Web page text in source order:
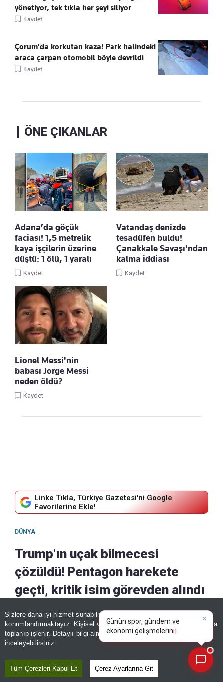
Sizlere daha iyi hizmet sunabilmek adına sitemizde
konumlandırmaktayız. Kişisel verileriniz, KVKK ve GDPR kapsamında
toplanıp işlenir. Detaylı bilgi almak içinAydınlatma Metnimizi
inceleyebilirsiniz.
Tüm Çerezleri Kabul Et Çerez Ayarlarına Git
yönetiyor, tek tıkla her şeyi siliyor
Kaydet
Çorum'da korkutan kaza! Park halindeki
araca çarpan otomobil böyle devrildi
Kaydet
ÖNE ÇIKANLAR
Adana’da göçük
faciası! 1,5 metrelik
kaya işçilerin üzerine
düştü: 1 ölü, 1 yaralı
Kaydet
Vatandaş denizde
tesadüfen buldu!
Çanakkale Savaşı'ndan
kalma iddiası
Kaydet
Lionel Messi'nin
babası Jorge Messi
neden öldü?
Kaydet
Linke Tıkla, Türkiye Gazetesi'ni Google
Favorilerine Ekle!
DÜNYA
Trump'ın uçak bilmecesi
çözüldü! Pentagon harekete
geçti, kritik isim görevden alındı
08 Ağustos, 2026 - 13:35 | 08 Ağustos, 2026 - 13:46
Paylaş
×
Günün spor, gündem ve
ekonomi gelişmelerini analiz
edin!